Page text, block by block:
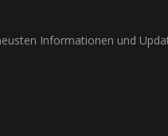
Informationen und